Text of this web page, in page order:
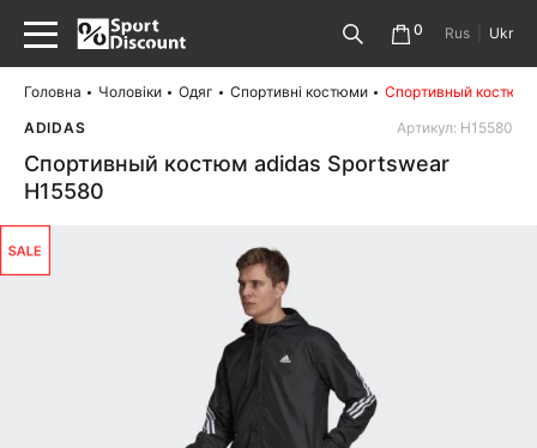
0 Rus Ukr
Головна Чоловіки Одяг Спортивні костюми
Спортивный костюм
ADIDAS
Артикул: H15580
Спортивный костюм adidas Sportswear
H15580